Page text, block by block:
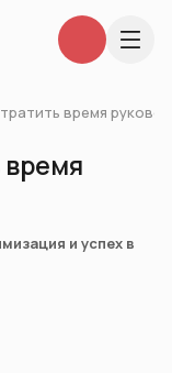
время
и успех в